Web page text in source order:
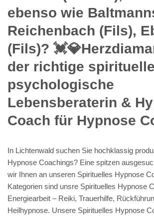
ebenso wie
Reichenbach (Fils),
(Fils)?
der richtige spirituelle
psychologische
Lebensberaterin &
Coach für Hypnose
In Lichtenwald suchen Sie hochklassig
Hypnose Coachings? Eine spitzen
wir Ihnen an unseren Spirituelles Hypnose
Kategorien sind unsre Spirituelles Hypnose
Energiearbeit – Reiki, Trauerhilfe,
Heilhypnose. Unsere Spirituelles Hypnose